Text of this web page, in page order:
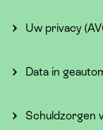
Uw privacy
Data in
Schuldzorgen